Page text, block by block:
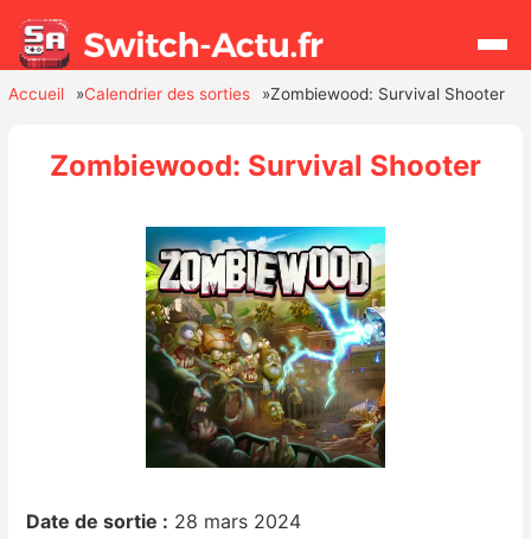
Hardware
Mises à jour
Chiffres de ventes
Rumeurs
Accueil Calendrier des sorties Zombiewood: Survival Shooter
Zombiewood: Survival Shooter
Date de sortie : 28 mars 2024